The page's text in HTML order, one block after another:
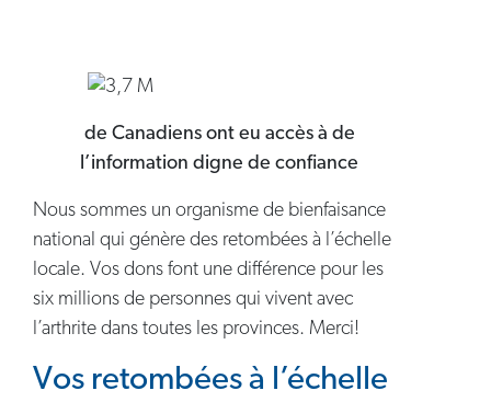
de Canadiens ont eu accès à de
l’information digne de confiance
Nous sommes un organisme de bienfaisance
national qui génère des retombées à l’échelle
locale. Vos dons font une différence pour les
six millions de personnes qui vivent avec
l’arthrite dans toutes les provinces. Merci!
Vos retombées à l’échelle